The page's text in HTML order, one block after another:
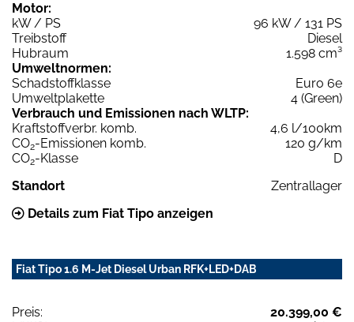
Motor:
kW / PS
96 kW / 131 PS
Treibstoff
Diesel
Hubraum
1.598 cm³
Umweltnormen:
Schadstoffklasse
Euro 6e
Umweltplakette
4 (Green)
Verbrauch und Emissionen nach WLTP:
Kraftstoffverbr. komb.
4,6 l/100km
CO2-Emissionen komb.
120 g/km
CO2-Klasse
D
Standort
Zentrallager
Details zum Fiat Tipo anzeigen
Fiat Tipo 1.6 M-Jet Diesel Urban RFK+LED+DAB
Preis:
20.399,00 €